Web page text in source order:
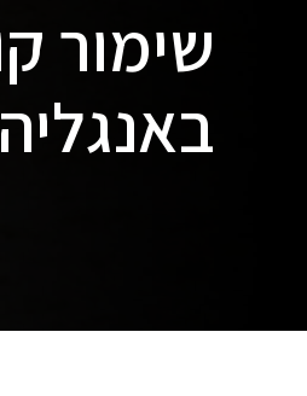
באנגליה